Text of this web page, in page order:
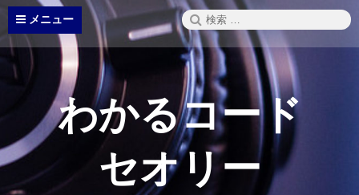
コ
テ
ン
ッ
プ
メニュー
検
索:
わかるコード
セオリー